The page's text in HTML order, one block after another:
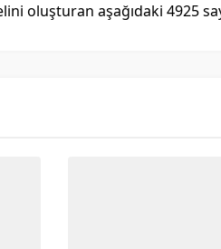
oluşturan aşağıdaki 4925